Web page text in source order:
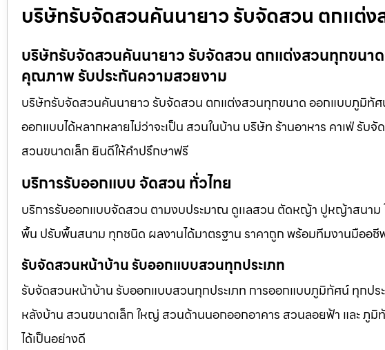
บริษัทรับจัดสวนคันนายาว รับจัดสวน ตกแต่
บริษัทรับจัดสวนคันนายาว รับจัดสวน ตกแต่งสวนทุกขนา
คุณภาพ รับประกันความสวยงาม
บริษัทรับจัดสวนคันนายาว รับจัดสวน ตกแต่งสวนทุกขนาด ออกแบบภูมิทั
ออกแบบได้หลากหลายไม่ว่าจะเป็น สวนในบ้าน บริษัท ร้านอาหาร คาเฟ่
สวนขนาดเล็ก ยินดีให้คำปรึกษาฟรี
บริการรับออกแบบ จัดสวน ทั่วไทย
บริการรับออกแบบจัดสวน ตามงบประมาณ ดูเเลสวน ตัดหญ้า ปูหญ้าสนา
พื้น ปรับพื้นสนาม ทุกชนิด ผลงานได้มาตรฐาน ราคาถูก พร้อมทีมงานมืออชี
รับจัดสวนหน้าบ้าน รับออกแบบสวนทุกประเภท
รับจัดสวนหน้าบ้าน รับออกแบบสวนทุกประเภท การออกแบบภูมิทัศน์ ทุกปร
หลังบ้าน สวนขนาดเล็ก ใหญ่ สวนด้านนอกออกอาคาร สวนลอยฟ้า และ ภู
ได้เป็นอย่างดี